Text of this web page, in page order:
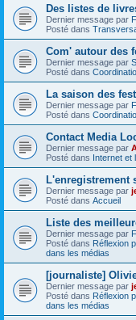
Des listes de
Dernier message par
Posté dans
Com' autour des
Dernier message par
Posté dans
La saison des
Dernier message par
Posté dans
Contact Media
Dernier message par
Posté dans Internet et
L'enregistrement
Dernier message par
Posté dans Accueil
Liste des
Dernier message par
Posté dans Réflexion
dans les médias
[journaliste]
Dernier message par
Posté dans Réflexion
dans les médias